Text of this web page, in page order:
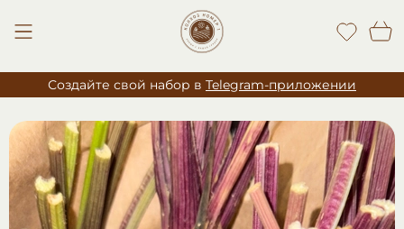
Создайте свой набор в Telegram-приложении